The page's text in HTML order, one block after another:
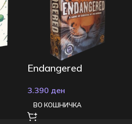
Endangered
3.390 ден
ВО КОШНИЧКА